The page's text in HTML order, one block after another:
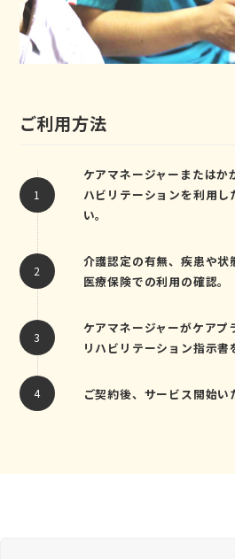
ご利用方法
ケアマネージャーまたはか
ハビリテーションを利用
い。
介護認定の有無、疾患や状
医療保険での利用の確認。
ケアマネージャーがケアプ
リハビリテーション指示書
ご契約後、サービス開始い